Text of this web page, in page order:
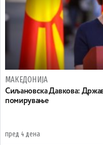
МАКЕДОНИЈА
Сиљановска Давкова:
помирување
пред 4 дена